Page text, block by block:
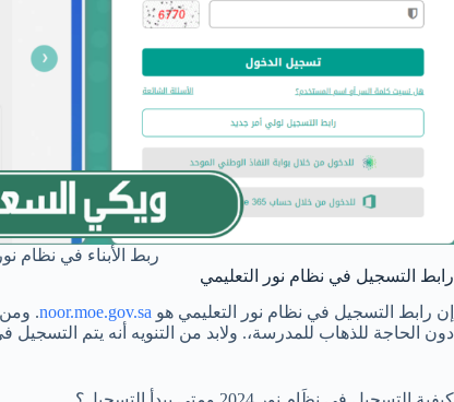
ربط الأبناء في نظام
رابط التسجيل في نظام نور التعليمي
إن رابط التسجيل في نظام نور التعليمي هو noor.moe.gov.sa. ومن
دون الحاجة للذهاب للمدرسة،. ولابد من التنويه أنه يتم